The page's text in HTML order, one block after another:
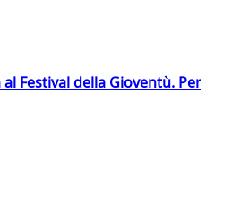
Festival della Gioventù. Per